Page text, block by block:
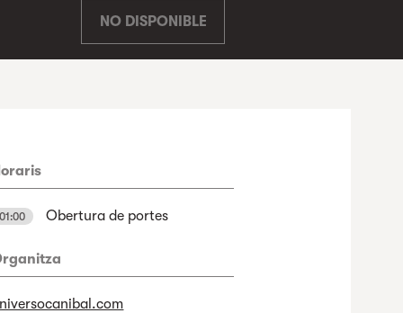
NO DISPONIBLE
01:00 Obertura de portes